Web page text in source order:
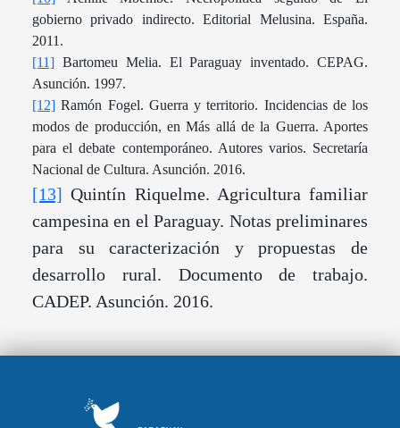
gobierno privado indirecto. Editorial Melusina. España.
2011.
[11] Bartomeu Melia. El Paraguay inventado. CEPAG.
Asunción. 1997.
[12] Ramón Fogel. Guerra y territorio. Incidencias de los
modos de producción, en Más allá de la Guerra. Aportes
para el debate contemporáneo. Autores varios. Secretaría
Nacional de Cultura. Asunción. 2016.
[13] Quintín Riquelme. Agricultura familiar
campesina en el Paraguay. Notas preliminares
para su caracterización y propuestas de
desarrollo rural. Documento de trabajo.
CADEP. Asunción. 2016.